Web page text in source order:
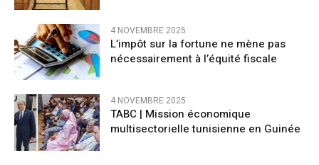
4 NOVEMBRE 2025
L’impôt sur la fortune ne mène pas
nécessairement à l’équité fiscale
4 NOVEMBRE 2025
TABC | Mission économique
multisectorielle tunisienne en Guinée